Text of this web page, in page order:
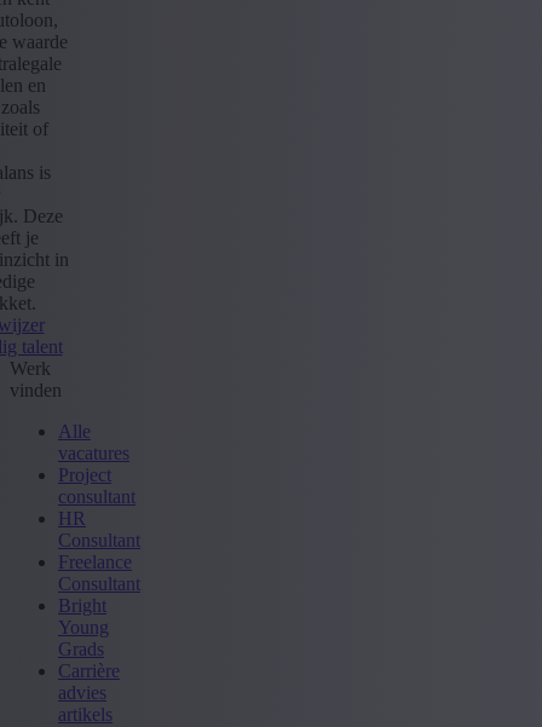
waarde
en
of
is
Deze
je
in
talent
Werk
vinden
Alle
vacatures
Project
consultant
HR
Consultant
Freelance
Consultant
Bright
Young
Grads
Carrière
advies
artikels